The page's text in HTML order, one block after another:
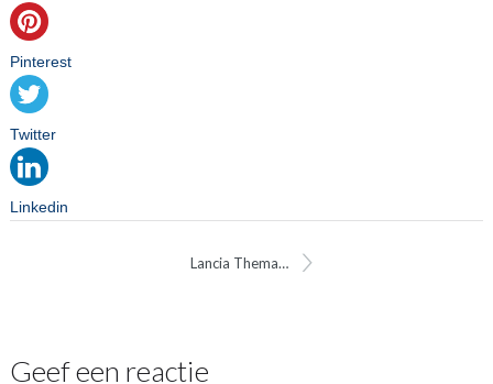
Pinterest
Twitter
Linkedin
Lancia Thema R.88 portierlijst
Geef een reactie